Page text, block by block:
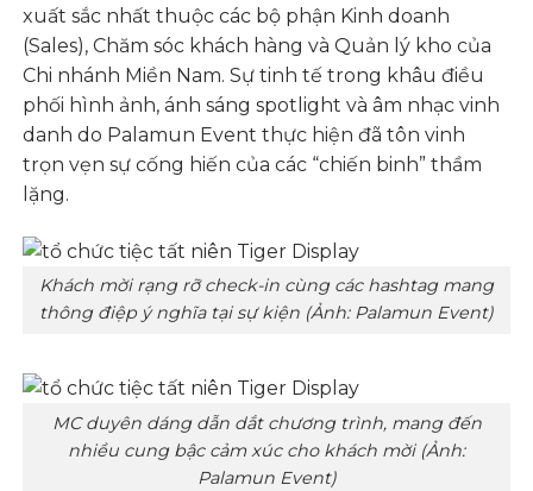
xuất sắc nhất thuộc các bộ phận Kinh doanh
(Sales), Chăm sóc khách hàng và Quản lý kho của
Chi nhánh Miền Nam. Sự tinh tế trong khâu điều
phối hình ảnh, ánh sáng spotlight và âm nhạc vinh
danh do Palamun Event thực hiện đã tôn vinh
trọn vẹn sự cống hiến của các “chiến binh” thầm
lặng.
Khách mời rạng rỡ check-in cùng các hashtag mang
thông điệp ý nghĩa tại sự kiện (Ảnh: Palamun Event)
MC duyên dáng dẫn dắt chương trình, mang đến
nhiều cung bậc cảm xúc cho khách mời (Ảnh:
Palamun Event)